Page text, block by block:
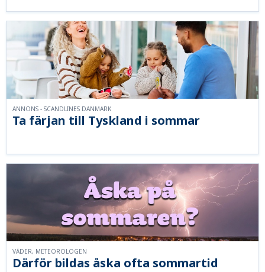
Ta färjan till Tyskland i sommar
ANNONS - SCANDLINES DANMARK
Därför bildas åska ofta sommartid
VÄDER, METEOROLOGEN